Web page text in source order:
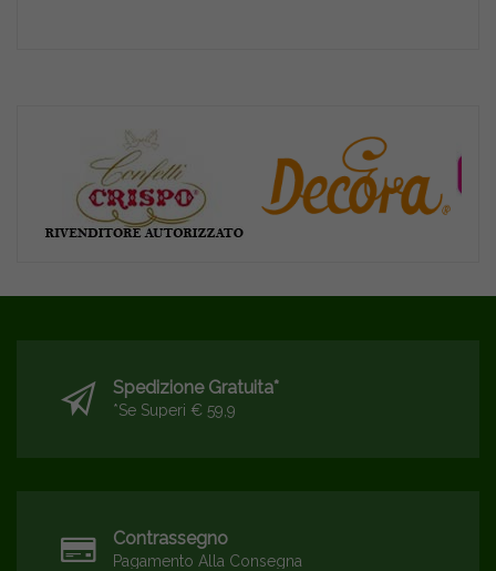
Spedizione Gratuita*
*se Superi € 59,9
Contrassegno
Pagamento Alla Consegna